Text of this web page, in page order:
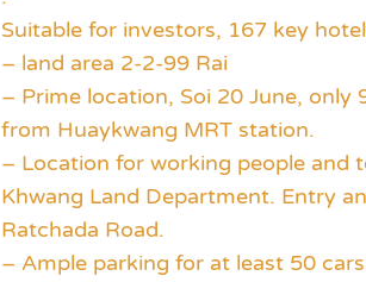
Suitable for investors, 167 key
– land area 2-2-99 Rai
– Prime location, Soi 20 June, only
from Huaykwang MRT station.
– Location for working people and
Khwang Land Department. Entry
Ratchada Road.
– Ample parking for at least 50